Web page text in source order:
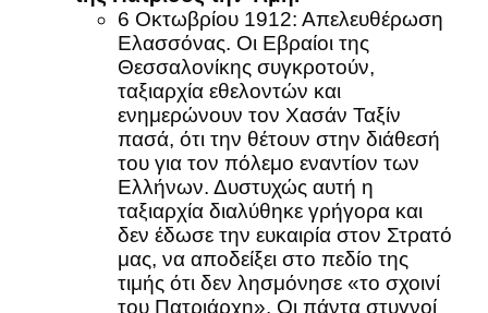
6 Οκτωβρίου 1912: Απελευθέρωση
Ελασσόνας. Οι Εβραίοι της
Θεσσαλονίκης συγκροτούν,
ταξιαρχία εθελοντών και
ενημερώνουν τον Χασάν Ταξίν
πασά, ότι την θέτουν στην διάθεσή
του για τον πόλεμο εναντίον των
Ελλήνων. Δυστυχώς αυτή η
ταξιαρχία διαλύθηκε γρήγορα και
δεν έδωσε την ευκαιρία στον Στρατό
μας, να αποδείξει στο πεδίο της
τιμής ότι δεν λησμόνησε «το σχοινί
του Πατριάρχη». Οι πάντα στυγνοί